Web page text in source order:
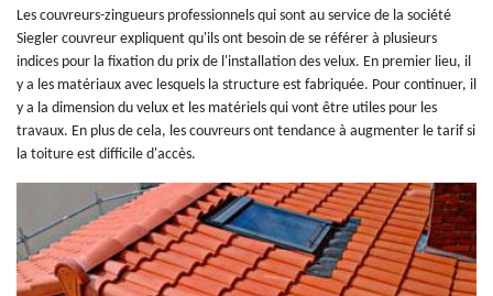
Les couvreurs-zingueurs professionnels qui sont au service de la société
Siegler couvreur expliquent qu'ils ont besoin de se référer à plusieurs
indices pour la fixation du prix de l'installation des velux. En premier lieu, il
y a les matériaux avec lesquels la structure est fabriquée. Pour continuer, il
y a la dimension du velux et les matériels qui vont être utiles pour les
travaux. En plus de cela, les couvreurs ont tendance à augmenter le tarif si
la toiture est difficile d'accès.